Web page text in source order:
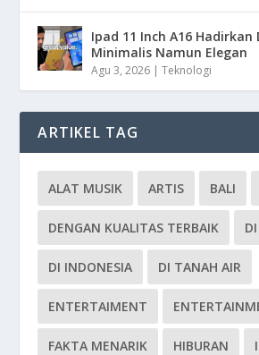
Ipad 11 Inch A16 Hadirkan
Minimalis Namun Elegan
Agu 3, 2026 |Teknologi
ARTIKEL TAG
ALAT MUSIK ARTIS BALI
DENGAN KUALITAS TERBAIK
DI INDONESIA DI TANAH AIR
ENTERTAIMENT
FAKTA MENARIK HIBURAN